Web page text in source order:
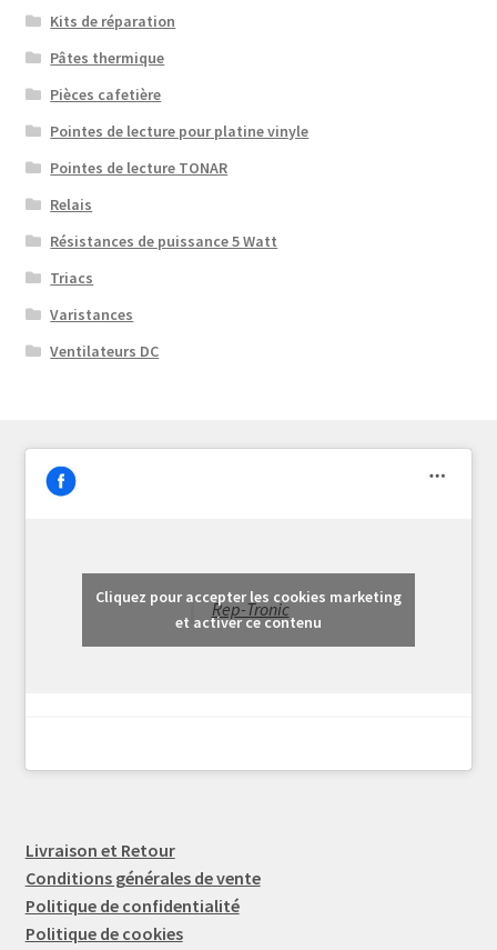
Kits de réparation
Pâtes thermique
Pièces cafetière
Pointes de lecture pour platine vinyle
Pointes de lecture TONAR
Relais
Résistances de puissance 5 Watt
Triacs
Varistances
Ventilateurs DC
Rep-Tronic
Cliquez pour accepter les cookies marketing
et activer ce contenu
Livraison et Retour
Conditions générales de vente
Politique de confidentialité
Politique de cookies